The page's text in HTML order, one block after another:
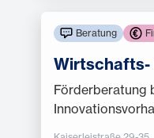
Beratung
Wirtschafts-
Förderberatung